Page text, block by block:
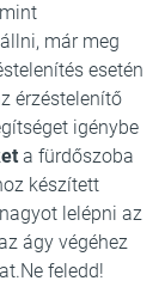
már meg
esetén
érzéstelenítő
igénybe
a fürdőszoba
készített
lelépni az
ágy végéhez
feledd!